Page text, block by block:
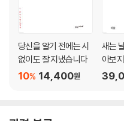
아메리카는 언제 재발견될 것인
여기 치유의 힘이 있으니 | 라모나
독수리의 여행 | 이름이 알려지지
아메리카 인디언 도덕률 | 인터
인디언 남자들의 일곱 가지 철
당신을 알기 전에는 시
없이도 잘 지냈습니다
14,400원
10%
새는
아보
도서)